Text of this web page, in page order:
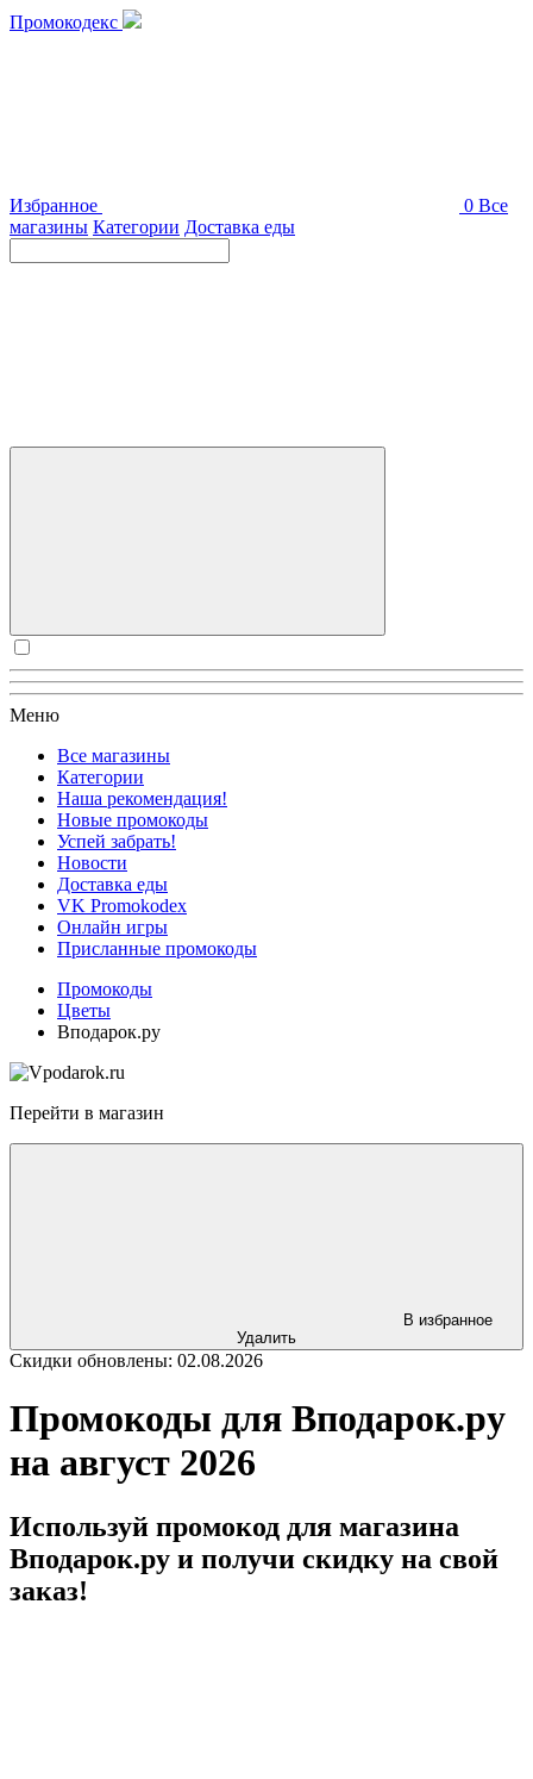
Промокодекс
Избранное 0 Все
магазины Категории Доставка еды
Меню
Все магазины
Категории
Наша рекомендация!
Новые промокоды
Успей забрать!
Новости
Доставка еды
VK Promokodex
Онлайн игры
Присланные промокоды
Промокоды
Цветы
Вподарок.ру
Перейти в магазин
В избранное
Удалить
Скидки обновлены: 02.08.2026
Промокоды для Вподарок.ру
на август 2026
Используй промокод для магазина
Вподарок.ру и получи скидку на свой
заказ!